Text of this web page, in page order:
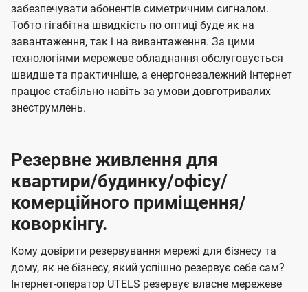
забезпечувати абонентів симетричним сигналом.
Тобто гігабітна швидкість по оптиці буде як на
завантаження, так і на вивантаження. За цими
технологіями мережеве обладнання обслуговується
швидше та практичніше, а енергонезалежний інтернет
працює стабільно навіть за умови довготривалих
знеструмлень.
Резервне живлення для
квартири/будинку/офісу/
комерційного приміщення/
коворкінгу.
Кому довірити резервування мережі для бізнесу та
дому, як не бізнесу, який успішно резервує себе сам?
Інтернет-оператор UTELS резервує власне мережеве